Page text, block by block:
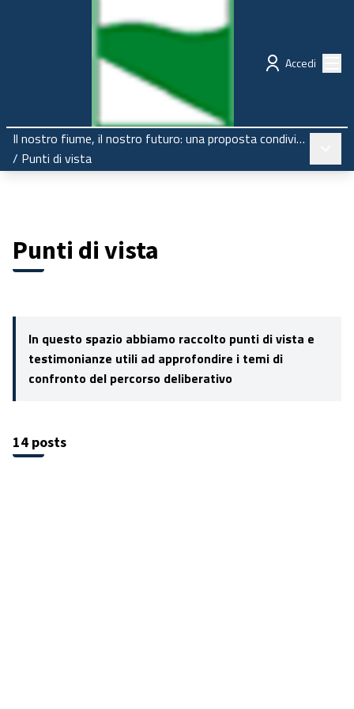
Regione Emilia-Romagna Partecipazione
Accedi
Il nostro fiume, il nostro futuro: una proposta condivisa per il Secchia
/ Punti di vista
Punti di vista
In questo spazio abbiamo raccolto punti di vista e
testimonianze utili ad approfondire i temi di
confronto del percorso deliberativo
14 posts